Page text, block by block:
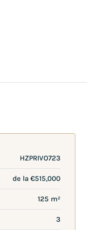
HZPRIVO723
de la €515,000
125 m²
3